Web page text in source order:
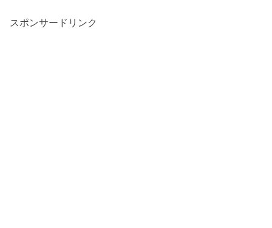
スポンサードリンク